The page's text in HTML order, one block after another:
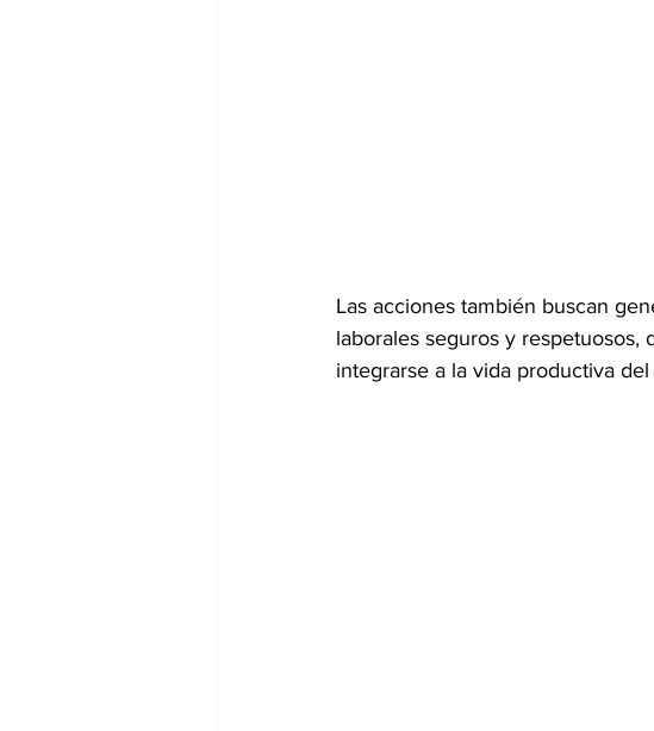
Las acciones también buscan
laborales seguros y respetuosos,
integrarse a la vida productiva del